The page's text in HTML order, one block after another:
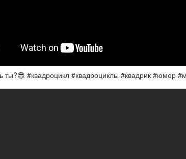
ты?😎 #квадроцикл #квадроциклы #квадрик #юмор